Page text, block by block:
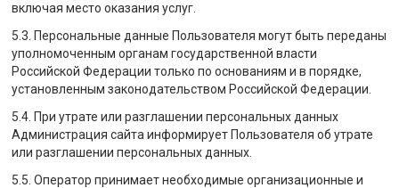
включая место оказания услуг.
5.3. Персональные данные Пользователя могут быть переданы
уполномоченным органам государственной власти
Российской Федерации только по основаниям и в порядке,
установленным законодательством Российской Федерации.
5.4. При утрате или разглашении персональных данных
Администрация сайта информирует Пользователя об утрате
или разглашении персональных данных.
5.5. Оператор принимает необходимые организационные и